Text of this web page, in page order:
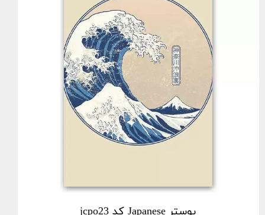
پوستر Japanese کد jcpo23